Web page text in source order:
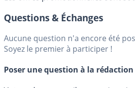
Questions & Échanges
Aucune question n'a encore été
Soyez le premier à participer !
Poser une question à la rédaction